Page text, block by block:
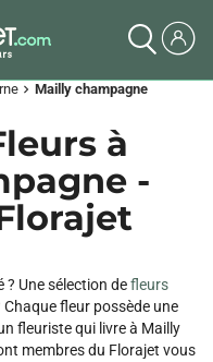
chevron_right Mailly champagne
à
-
? Une sélection defleurs
fleur possède une
fleuriste qui livre à Mailly
membres du Florajet vous